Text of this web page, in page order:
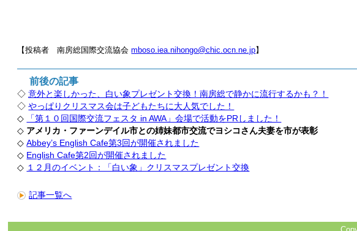
【投稿者 南房総国際交流協会mboso.iea.nihongo@chic.ocn.ne.jp】
前後の記事
◇意外と楽しかった、白い象プレゼント交換！南房総で静かに流行するかも？！
◇やっぱりクリスマス会は子どもたちに大人気でした！
◇
「第１０回国際交流フェスタ in AWA」会場で活動をPRしました！
◇ アメリカ・ファーンデイル市との姉妹都市交流でヨシコさん夫妻を市が表彰
◇Abbey’s English Cafe第3回が開催されました
◇ English Cafe第2回が開催されました
◇ １２月のイベント：「白い象」クリスマスプレゼント交換
記事一覧へ